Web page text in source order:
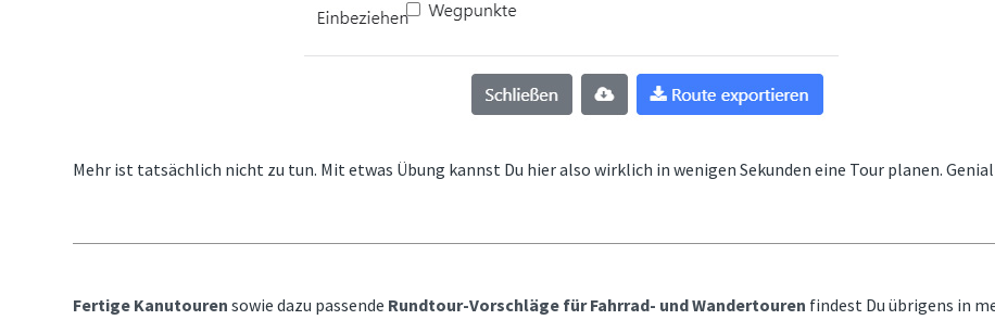
Mehr ist tatsächlich nicht zu tun. Mit etwas Übung kannst Du hier also wirklich in wenigen Sekunden eine Tour planen.
Fertige Kanutouren sowie dazu passende Rundtour-Vorschläge für Fahrrad- und Wandertouren findest Du übrigens in